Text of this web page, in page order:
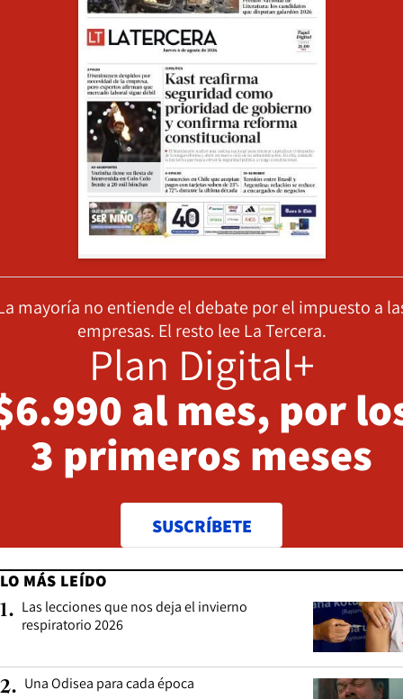
mayoría no entiende el debate por el impuesto a
empresas. El resto lee La Tercera.
Plan Digital+
al mes, por
3 primeros meses
SUSCRÍBETE
LO MÁS LEÍDO
1. Las lecciones que nos deja el invierno
respiratorio 2026
2. Una Odisea para cada época